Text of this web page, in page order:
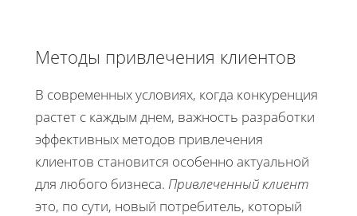
Методы привлечения клиентов
В современных условиях, когда конкуренция
растет с каждым днем, важность разработки
эффективных методов привлечения
клиентов становится особенно актуальной
для любого бизнеса. Привлеченный клиент
это, по сути, новый потребитель, который